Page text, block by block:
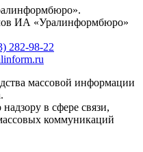
ИА «Уралинформбюро»
282-98-22
массовой информации
в сфере связи,
коммуникаций